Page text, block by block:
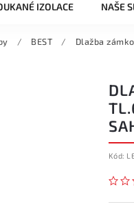
IZOLACE NAŠE
/ BEST / Dlažba
Kód: